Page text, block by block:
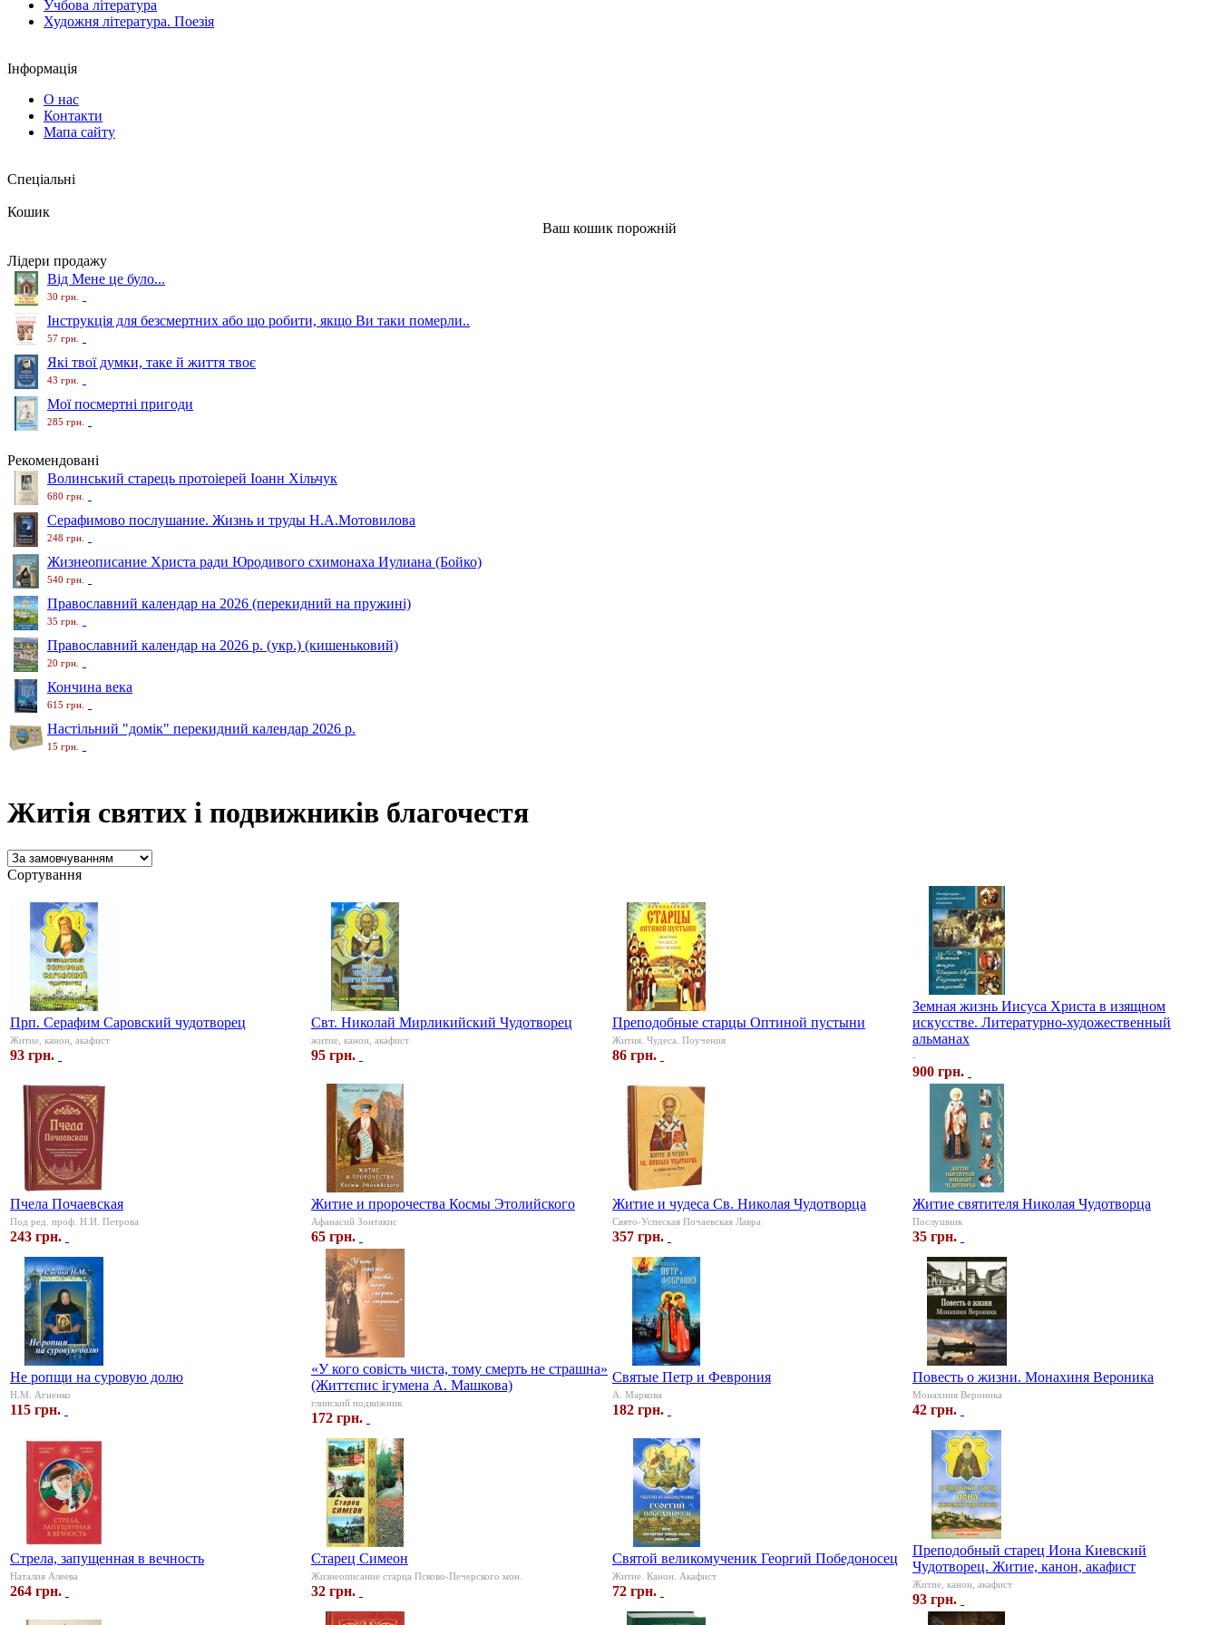
Учбова література
Художня література. Поезія
Інформація
О нас
Контакти
Мапа сайту
Спеціальні
Кошик
Ваш кошик порожній
Лідери продажу
Від Мене це було...
30 грн.
Інструкція для безсмертних або що робити, якщо Ви таки померли..
57 грн.
Які твої думки, таке й життя твоє
43 грн.
Мої посмертні пригоди
285 грн.
Рекомендовані
Волинський старець протоіерей Іоанн Хільчук
680 грн.
Серафимово послушание. Жизнь и труды Н.А.Мотовилова
248 грн.
Жизнеописание Христа ради Юродивого схимонаха Иулиана (Бойко)
540 грн.
Православний календар на 2026 (перекидний на пружині)
35 грн.
Православний календар на 2026 р. (укр.) (кишеньковий)
20 грн.
Кончина века
615 грн.
Настільний "домік" перекидний календар 2026 р.
15 грн.
Житія святих і подвижників благочестя
Сортування
Прп. Серафим Саровский чудотворец
Житие, канон, акафист
93 грн.
Свт. Николай Мирликийский Чудотворец
житие, канон, акафист
95 грн.
Преподобные старцы Оптиной пустыни
Жития. Чудеса. Поучения
86 грн.
Земная жизнь Иисуса Христа в изящном
искусстве. Литературно-художественный
альманах
-
900 грн.
Пчела Почаевская
Под ред. проф. Н.И. Петрова
243 грн.
Житие и пророчества Космы Этолийского
Афанасий Зонтакис
65 грн.
Житие и чудеса Св. Николая Чудотворца
Свято-Успеская Почаевская Лавра
357 грн.
Житие святителя Николая Чудотворца
Послушник
35 грн.
Не ропщи на суровую долю
Н.М. Агиенко
115 грн.
«У кого совість чиста, тому смерть не страшна»
(Життєпис ігумена А. Машкова)
глинский подвижник
172 грн.
Святые Петр и Феврония
А. Маркова
182 грн.
Повесть о жизни. Монахиня Вероника
Монахиня Вероника
42 грн.
Стрела, запущенная в вечность
Наталия Алеева
264 грн.
Старец Симеон
Жизнеописание старца Псково-Печерского мон.
32 грн.
Святой великомученик Георгий Победоносец
Житие. Канон. Акафист
72 грн.
Преподобный старец Иона Киевский
Чудотворец. Житие, канон, акафист
Житие, канон, акафист
93 грн.